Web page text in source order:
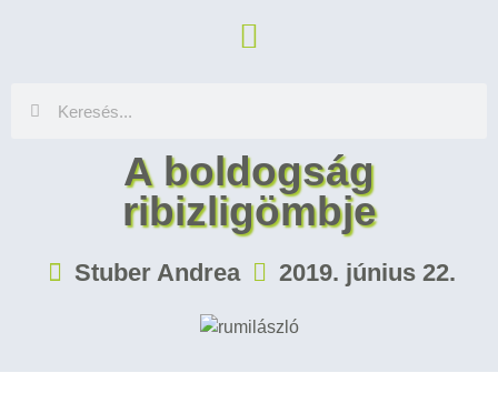
A boldogság
ribizligömbje
Stuber Andrea 2019. június 22.